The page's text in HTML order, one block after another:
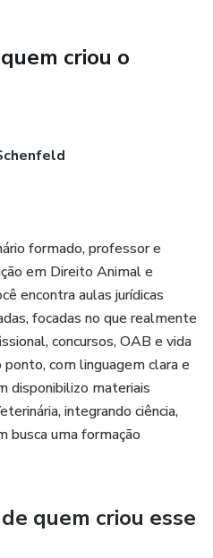
criou o
formado, professor e
em Direito Animal e
encontra aulas jurídicas
focadas no que realmente
concursos, OAB e vida
com linguagem clara e
disponibilizo materiais
integrando ciência,
busca uma formação
quem criou esse